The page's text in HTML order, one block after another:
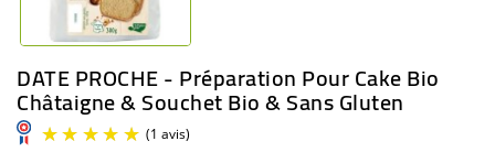
DATE PROCHE - Préparation Pour Cake Bio
Châtaigne & Souchet Bio & Sans Gluten